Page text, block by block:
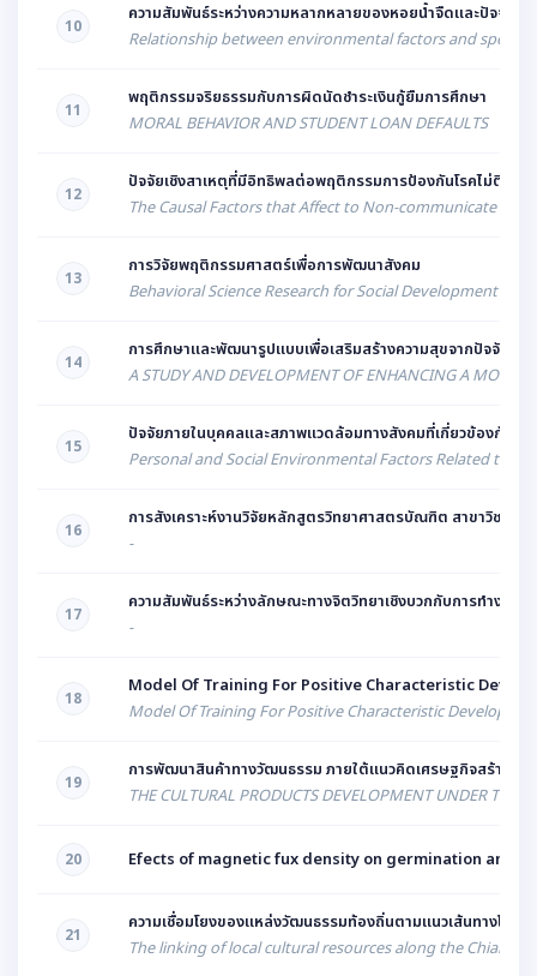
10
ความสัมพันธ์ระหว่างความหลากหลายของหอยน้ำจืดและปัจจัยสิ่ง
Relationship between environmental factors and
11
พฤติกรรมจริยธรรมกับการผิดนัดชำระเงินกู้ยืมการศึกษา
MORAL BEHAVIOR AND STUDENT LOAN DEFAULTS
12
ปัจจัยเชิงสาเหตุที่มีอิทธิพลต่อพฤติกรรมการป้องกันโรคไม่ติดต่
The Causal Factors that Affect to Non-communicate
13
การวิจัยพฤติกรรมศาสตร์เพื่อการพัฒนาสังคม
Behavioral Science Research for Social Development
14
การศึกษาและพัฒนารูปแบบเพื่อเสริมสร้างความสุขจากปัจจัยที่
A STUDY AND DEVELOPMENT OF ENHANCING A MODEL
15
ปัจจัยภายในบุคคลและสภาพแวดล้อมทางสังคมที่เกี่ยวข้องกับพ
Personal and Social Environmental Factors Related to
16
การสังเคราะห์งานวิจัยหลักสูตรวิทยาศาสตรบัณฑิต สาขาวิชาจิ
-
17
ความสัมพันธ์ระหว่างลักษณะทางจิตวิทยาเชิงบวกกับการทำงาน
-
18
Model Of Training For Positive Characteristic
Model Of Training For Positive Characteristic
19
การพัฒนาสินค้าทางวัฒนธรรม ภายใต้แนวคิดเศรษฐกิจสร้างสรร
THE CULTURAL PRODUCTS DEVELOPMENT UNDER THE
20 Efects of magnetic fux density on germination and
21
ความเชื่อมโยงของแหล่งวัฒนธรรมท้องถิ่นตามแนวเส้นทางโบรา
The linking of local cultural resources along the Chiang